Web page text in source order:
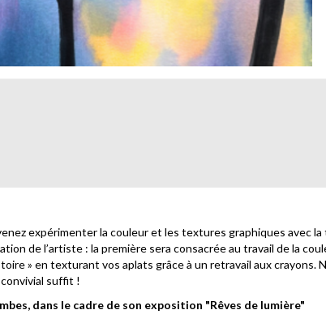
expérimenter la couleur et les textures graphiques avec la
de l’artiste : la première sera consacrée au travail de la
» en texturant vos aplats grâce à un retravail aux crayons.
suffit !
dans le cadre de son exposition "Rêves de lumière"